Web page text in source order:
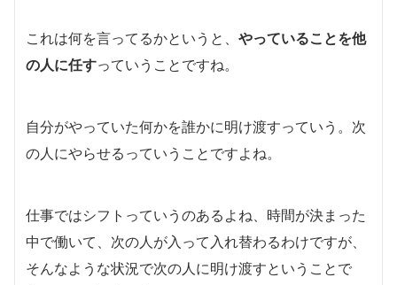
これは何を言ってるかというと、 やっていることを他
の人に任すっていうことですね。
自分がやっていた何かを誰かに明け渡すっていう。次
の人にやらせるっていうことですよね。
仕事ではシフトっていうのあるよね、時間が決まった
中で働いて、次の人が入って入れ替わるわけですが、
そんなような状況で次の人に明け渡すということで